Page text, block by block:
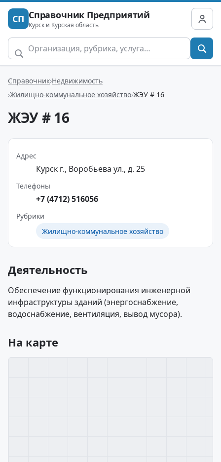
СП Справочник Предприятий
Курск и Курская область
Справочник Недвижимость
Жилищно-коммунальное хозяйство ЖЭУ # 16
ЖЭУ # 16
Адрес
Курск г., Воробьева ул., д. 25
Телефоны
+7 (4712) 516056
Рубрики
Жилищно-коммунальное хозяйство
Деятельность
Обеспечение функционирования инженерной
инфраструктуры зданий (энергоснабжение,
водоснабжение, вентиляция, вывод мусора).
На карте